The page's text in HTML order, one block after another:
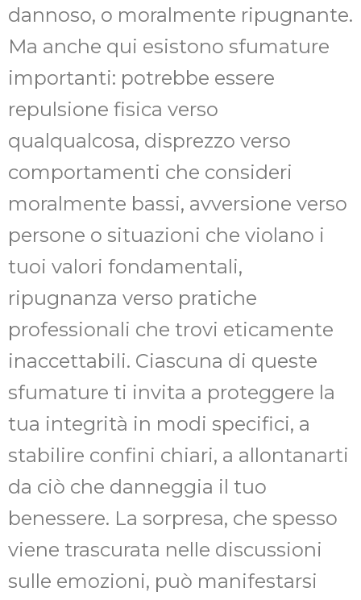
dannoso, o moralmente ripugnante.
Ma anche qui esistono sfumature
importanti: potrebbe essere
repulsione fisica verso
qualqualcosa, disprezzo verso
comportamenti che consideri
moralmente bassi, avversione verso
persone o situazioni che violano i
tuoi valori fondamentali,
ripugnanza verso pratiche
professionali che trovi eticamente
inaccettabili. Ciascuna di queste
sfumature ti invita a proteggere la
tua integrità in modi specifici, a
stabilire confini chiari, a allontanarti
da ciò che danneggia il tuo
benessere. La sorpresa, che spesso
viene trascurata nelle discussioni
sulle emozioni, può manifestarsi